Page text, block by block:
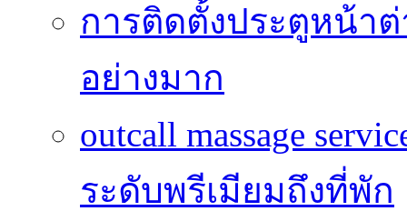
การติดตั้งประตูหน้า
อย่างมาก
outcall massage
ระดับพรีเมียมถึงที่พัก